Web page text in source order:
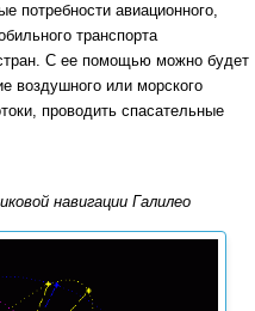
потребности авиационного,
транспорта
С ее помощью можно будет
воздушного или морского
проводить спасательные
навигации Галилео